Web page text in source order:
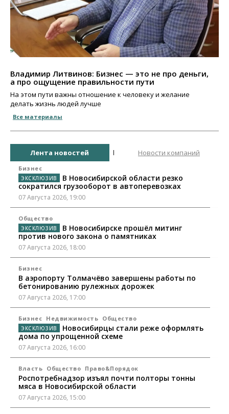
Владимир Литвинов: Бизнес — это не про деньги,
а про ощущение правильности пути
На этом пути важны отношение к человеку и желание
делать жизнь людей лучше
Все материалы
Лента новостей Новости компаний
Бизнес
В Новосибирской области резко
сократился грузооборот в автоперевозках
07 Августа 2026, 19:00
Общество
В Новосибирске прошёл митинг
против нового закона о памятниках
07 Августа 2026, 18:00
Бизнес
В аэропорту Толмачёво завершены работы по
бетонированию рулежных дорожек
07 Августа 2026, 17:00
Бизнес Недвижимость Общество
Новосибирцы стали реже оформлять
дома по упрощенной схеме
07 Августа 2026, 16:00
Власть Общество Право&Порядок
Роспотребнадзор изъял почти полторы тонны
мяса в Новосибирской области
07 Августа 2026, 15:00